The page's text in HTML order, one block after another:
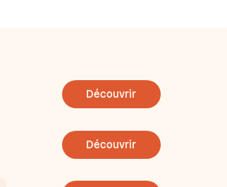
Découvrir
Découvrir